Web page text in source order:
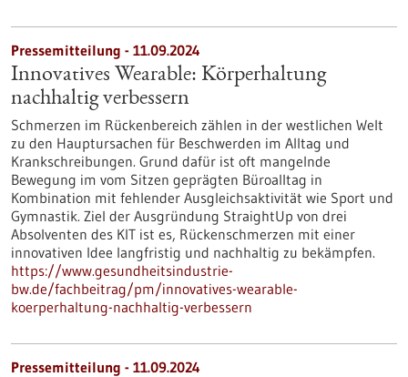
Pressemitteilung - 11.09.2024
Innovatives Wearable: Körperhaltung
nachhaltig verbessern
Schmerzen im Rückenbereich zählen in der westlichen Welt
zu den Hauptursachen für Beschwerden im Alltag und
Krankschreibungen. Grund dafür ist oft mangelnde
Bewegung im vom Sitzen geprägten Büroalltag in
Kombination mit fehlender Ausgleichsaktivität wie Sport und
Gymnastik. Ziel der Ausgründung StraightUp von drei
Absolventen des KIT ist es, Rückenschmerzen mit einer
innovativen Idee langfristig und nachhaltig zu bekämpfen.
https://www.gesundheitsindustrie-
bw.de/fachbeitrag/pm/innovatives-wearable-
koerperhaltung-nachhaltig-verbessern
Pressemitteilung - 11.09.2024